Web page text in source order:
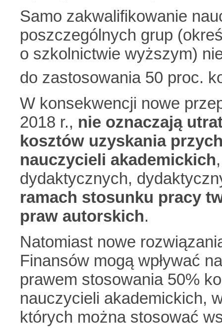
Samo zakwalifikowanie
poszczególnych grup
o szkolnictwie wyższym)
do zastosowania 50 proc.
W konsekwencji nowe
2018 r., nie oznaczają
kosztów uzyskania
nauczycieli akademickich
dydaktycznych,
ramach stosunku pracy
praw autorskich.
Natomiast nowe
Finansów mogą wpływać
prawem stosowania 50%
nauczycieli akademickich,
których można stosować